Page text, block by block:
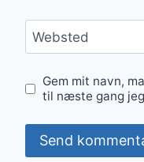
Websted
Gem mit navn,
til næste gang